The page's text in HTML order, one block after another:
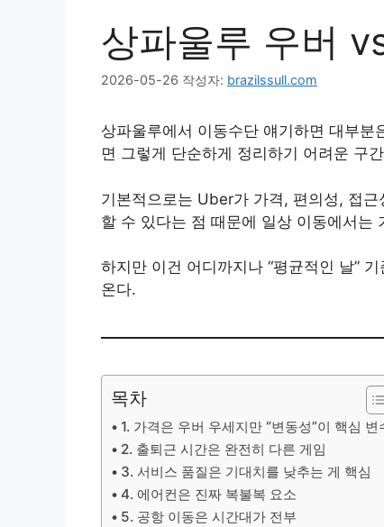
상파울루 우버
2026-05-26 작성자: brazilssull.com
상파울루에서 이동수단 얘기하면 대부분
면 그렇게 단순하게 정리하기 어려운 구
기본적으로는 Uber가 가격, 편의성, 접
할 수 있다는 점 때문에 일상 이동에서는
하지만 이건 어디까지나 “평균적인 날”
온다.
목차
1. 가격은 우버 우세지만 “변동성”이 핵심 변
2. 출퇴근 시간은 완전히 다른 게임
3. 서비스 품질은 기대치를 낮추는 게 핵심
4. 에어컨은 진짜 복불복 요소
5. 공항 이동은 시간대가 전부